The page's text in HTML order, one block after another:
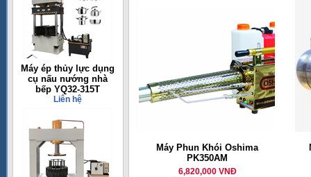
Máy ép thủy lực dụng
cụ nấu nướng nhà
bếp YQ32-315T
Liên hệ
Máy Phun Khói Oshima
PK350AM
6,820,000 VNĐ